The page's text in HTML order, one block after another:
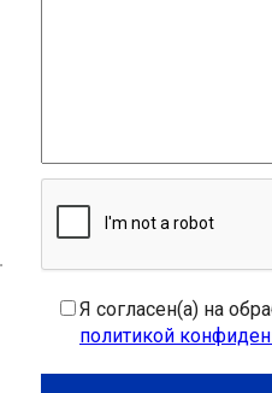
Я согласен(а) на
политикой